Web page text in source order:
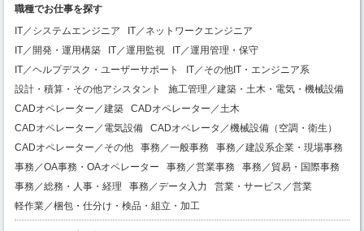
職種でお仕事を探す
IT／システムエンジニア
IT／ネットワークエンジニア
IT／開発・運用構築
IT／運用監視
IT／運用管理・保守
IT／ヘルプデスク・ユーザーサポート
IT／その他IT・エンジニア系
設計・積算・その他アシスタント
施工管理／建築・土木・電気・機械設備
CADオペレーター／建築
CADオペレーター／土木
CADオペレーター／電気設備
CADオペレータ／機械設備（空調・衛生）
CADオペレーター／その他
事務／一般事務
事務／建設系企業・現場事務
事務／OA事務・OAオペレーター
事務／営業事務
事務／貿易・国際事務
事務／総務・人事・経理
事務／データ入力
営業・サービス／営業
軽作業／梱包・仕分け・検品・組立・加工